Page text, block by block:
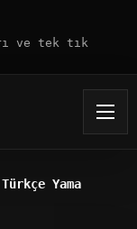
ve tek tık
Yama